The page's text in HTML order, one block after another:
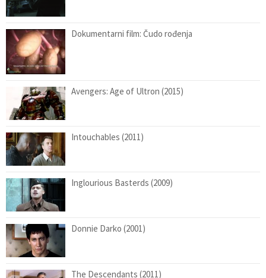
Dokumentarni film: Čudo rođenja
Avengers: Age of Ultron (2015)
Intouchables (2011)
Inglourious Basterds (2009)
Donnie Darko (2001)
The Descendants (2011)